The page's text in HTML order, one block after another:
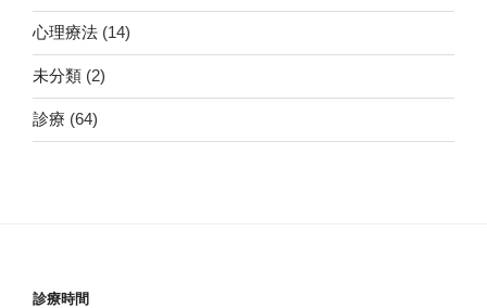
心理療法 (14)
未分類 (2)
診療 (64)
診療時間